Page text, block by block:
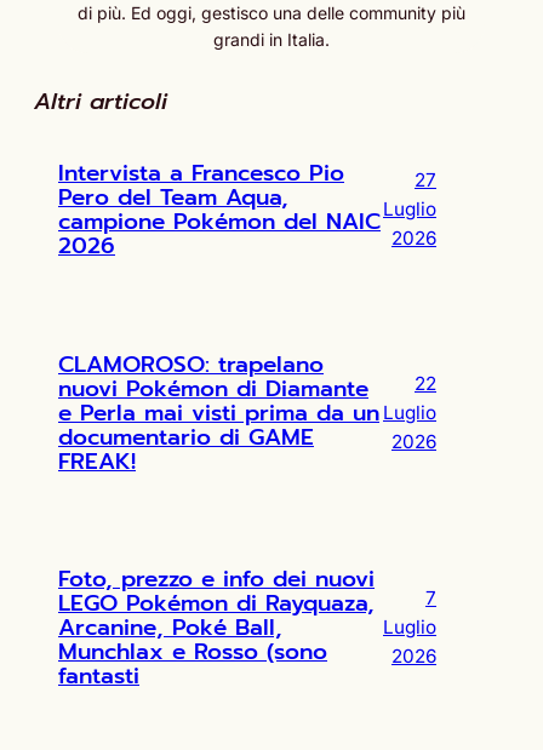
di più. Ed oggi, gestisco una delle community più
grandi in Italia.
Altri articoli
Intervista a Francesco Pio
Pero del Team Aqua,
campione Pokémon del NAIC
2026
27
Luglio
2026
CLAMOROSO: trapelano
nuovi Pokémon di Diamante
e Perla mai visti prima da un
documentario di GAME
FREAK!
22
Luglio
2026
Foto, prezzo e info dei nuovi
LEGO Pokémon di Rayquaza,
Arcanine, Poké Ball,
Munchlax e Rosso (sono
fantasti
7
Luglio
2026